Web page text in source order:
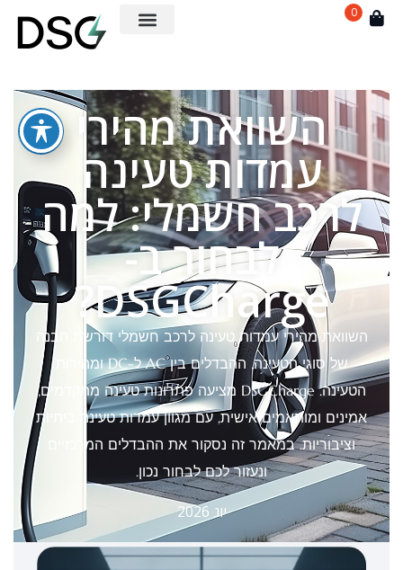
0
השוואת מהירי
עמדות טעינה
לרכב חשמלי: למה
לבחור ב-
DSGCharge?
השוואת מהירי עמדות טעינה לרכב חשמלי דורשת הבנה
של סוגי הטעינה, ההבדלים בין AC ל-DC ומהירות
הטעינה. DSGCharge מציעה פתרונות טעינה מתקדמים,
אמינים ומותאמים אישית, עם מגוון עמדות טעינה ביתיות
וציבוריות. במאמר זה נסקור את ההבדלים המרכזיים
ונעזור לכם לבחור נכון.
יונ 2026